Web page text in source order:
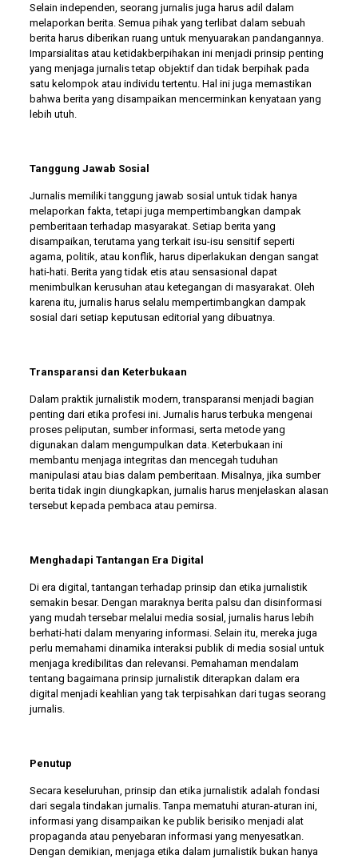
Selain independen, seorang jurnalis juga harus adil dalam
melaporkan berita. Semua pihak yang terlibat dalam sebuah
berita harus diberikan ruang untuk menyuarakan pandangannya.
Imparsialitas atau ketidakberpihakan ini menjadi prinsip penting
yang menjaga jurnalis tetap objektif dan tidak berpihak pada
satu kelompok atau individu tertentu. Hal ini juga memastikan
bahwa berita yang disampaikan mencerminkan kenyataan yang
lebih utuh.
Tanggung Jawab Sosial
Jurnalis memiliki tanggung jawab sosial untuk tidak hanya
melaporkan fakta, tetapi juga mempertimbangkan dampak
pemberitaan terhadap masyarakat. Setiap berita yang
disampaikan, terutama yang terkait isu-isu sensitif seperti
agama, politik, atau konflik, harus diperlakukan dengan sangat
hati-hati. Berita yang tidak etis atau sensasional dapat
menimbulkan kerusuhan atau ketegangan di masyarakat. Oleh
karena itu, jurnalis harus selalu mempertimbangkan dampak
sosial dari setiap keputusan editorial yang dibuatnya.
Transparansi dan Keterbukaan
Dalam praktik jurnalistik modern, transparansi menjadi bagian
penting dari etika profesi ini. Jurnalis harus terbuka mengenai
proses peliputan, sumber informasi, serta metode yang
digunakan dalam mengumpulkan data. Keterbukaan ini
membantu menjaga integritas dan mencegah tuduhan
manipulasi atau bias dalam pemberitaan. Misalnya, jika sumber
berita tidak ingin diungkapkan, jurnalis harus menjelaskan alasan
tersebut kepada pembaca atau pemirsa.
Menghadapi Tantangan Era Digital
Di era digital, tantangan terhadap prinsip dan etika jurnalistik
semakin besar. Dengan maraknya berita palsu dan disinformasi
yang mudah tersebar melalui media sosial, jurnalis harus lebih
berhati-hati dalam menyaring informasi. Selain itu, mereka juga
perlu memahami dinamika interaksi publik di media sosial untuk
menjaga kredibilitas dan relevansi. Pemahaman mendalam
tentang bagaimana prinsip jurnalistik diterapkan dalam era
digital menjadi keahlian yang tak terpisahkan dari tugas seorang
jurnalis.
Penutup
Secara keseluruhan, prinsip dan etika jurnalistik adalah fondasi
dari segala tindakan jurnalis. Tanpa mematuhi aturan-aturan ini,
informasi yang disampaikan ke publik berisiko menjadi alat
propaganda atau penyebaran informasi yang menyesatkan.
Dengan demikian, menjaga etika dalam jurnalistik bukan hanya